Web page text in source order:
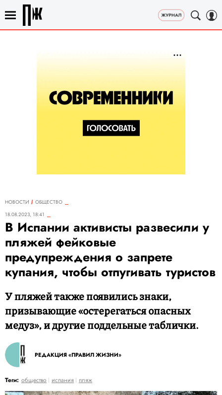
НОВОСТИ
ОБЩЕСТВО
18.08.2023, 18:41
В Испании активисты развесили у
пляжей фейковые
предупреждения о запрете
купания, чтобы отпугивать туристов
У пляжей также появились знаки,
призывающие «остерегаться опасных
медуз», и другие поддельные таблички.
РЕДАКЦИЯ «ПРАВИЛ ЖИЗНИ»
Теги: общество испания пляж